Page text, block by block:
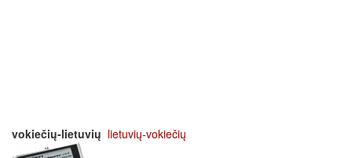
vokiečių-lietuvių lietuvių-vokiečių